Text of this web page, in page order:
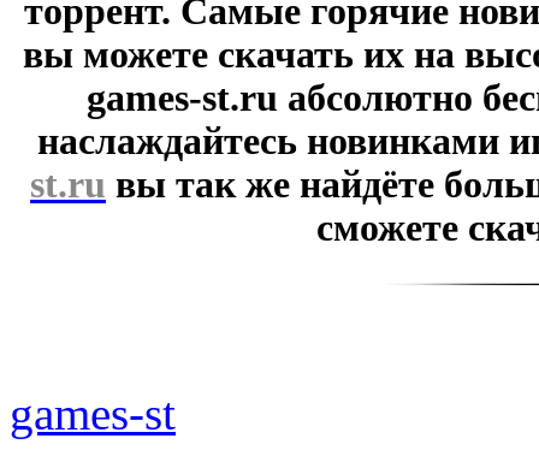
торрент. Самые горячие
вы можете скачать их на
games-st.ru абсолютно
наслаждайтесь новинками
st.ru вы так же найдёте
сможете
games-st